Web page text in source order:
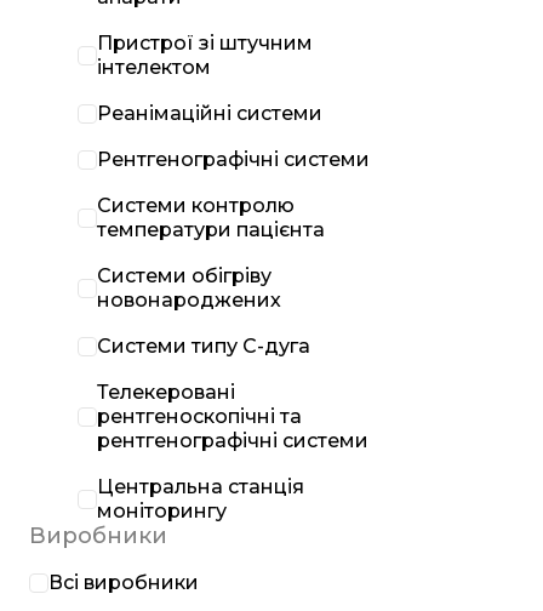
Пристрої зі штучним
інтелектом
Реанімаційні системи
Рентгенографічні системи
Системи контролю
температури пацієнта
Системи обігріву
новонароджених
Системи типу С-дуга
Телекеровані
рентгеноскопічні та
рентгенографічні системи
Центральна станція
моніторингу
Виробники
Всі виробники